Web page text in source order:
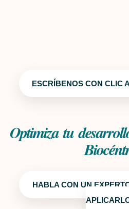
ESCRÍBENOS CON CLIC
Optimiza tu
HABLA CON UN